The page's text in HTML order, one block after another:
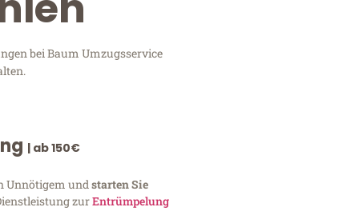
bei Baum Umzugsservice
| ab 150€
Unnötigem und starten Sie
zurEntrümpelung